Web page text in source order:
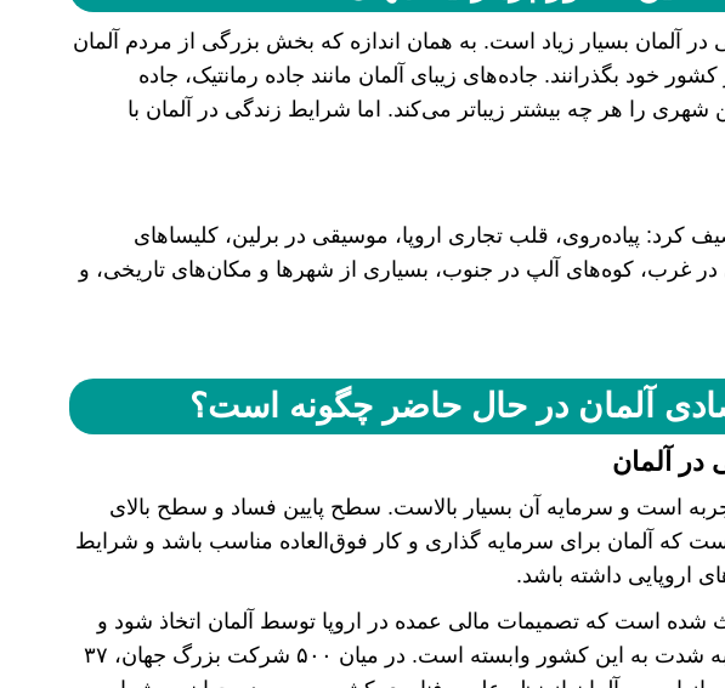
آلمان بسیار زیاد است. به همان اندازه که بخش بزرگی از مردم آلمان
خود بگذرانند. جاده‌های زیبای آلمان مانند جاده رمانتیک، جاده
را هر چه بیشتر زیباتر می‌کند. اما شرایط زندگی در آلمان با
کرد: پیاده‌روی، قلب تجاری اروپا، موسیقی در برلین، کلیسا‌های
در غرب، کوه‌های آلپ در جنوب، بسیاری از شهر‌ها و مکان‌های تاریخی، و
آلمان در حال حاضر چگونه است؟
در آلمان
تجربه است و سرمایه آن بسیار بالاست. سطح پایین فساد و سطح بالای
که آلمان برای سرمایه گذاری و کار فوق‌العاده مناسب باشد و شرایط
اروپایی داشته باشد.
شده است که تصمیمات مالی عمده در اروپا توسط آلمان اتخاذ شود و
شرایط بقیه کشور‌های شنگن نیز به شدت به این کشور وابسته است. در میان ۵۰۰ شرکت بزرگ جهان، ۳۷